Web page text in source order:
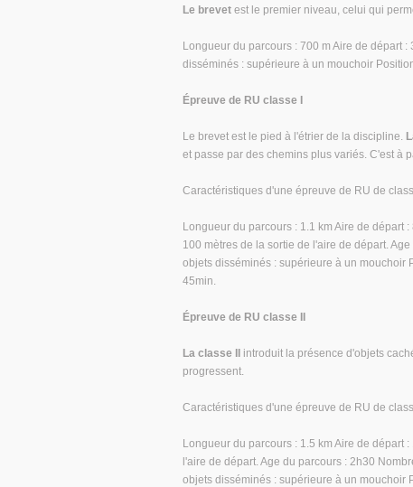
Le brevet est le premier niveau, celui qui
Longueur du parcours : 700 m Aire de départ
disséminés : supérieure à un mouchoir
Épreuve de RU classe I
Le brevet est le pied à l'étrier de la discipline.
et passe par des chemins plus variés. C'est à
Caractéristiques d'une épreuve de RU de
Longueur du parcours : 1.1 km Aire de départ
100 mètres de la sortie de l'aire de départ.
objets disséminés : supérieure à un mouchoir
45min.
Épreuve de RU classe II
La classe II
introduit la présence d'objets
progressent.
Caractéristiques d'une épreuve de RU de
Longueur du parcours : 1.5 km Aire de départ
l'aire de départ. Age du parcours : 2h30
objets disséminés : supérieure à un mouchoir